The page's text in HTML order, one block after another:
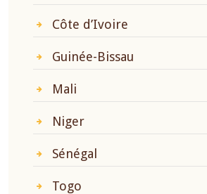
Côte d’Ivoire
Guinée-Bissau
Mali
Niger
Sénégal
Togo